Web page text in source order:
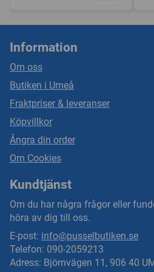
Information
Om oss
Butiken i Umeå
Fraktpriser & leveranser
Köpvillkor
Ångra din order
Om Cookies
Kundtjänst
Om du har några frågor eller
höra av dig till oss.
E-post: info@pusselbutiken.se
Telefon: 090-2059213
Adress: Björnvägen 11, 906 40